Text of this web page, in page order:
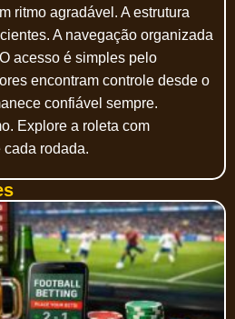
ritmo agradável. A estrutura
A navegação organizada
acesso é simples pelo
encontram controle desde o
confiável sempre.
Explore a roleta com
rodada.